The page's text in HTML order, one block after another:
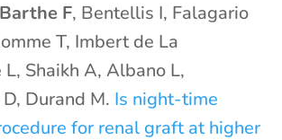
Barthe F, Bentellis I, Falagario
T, Imbert de La
L, Shaikh A, Albano L,
Durand M. Is night-time
for renal graft at higher